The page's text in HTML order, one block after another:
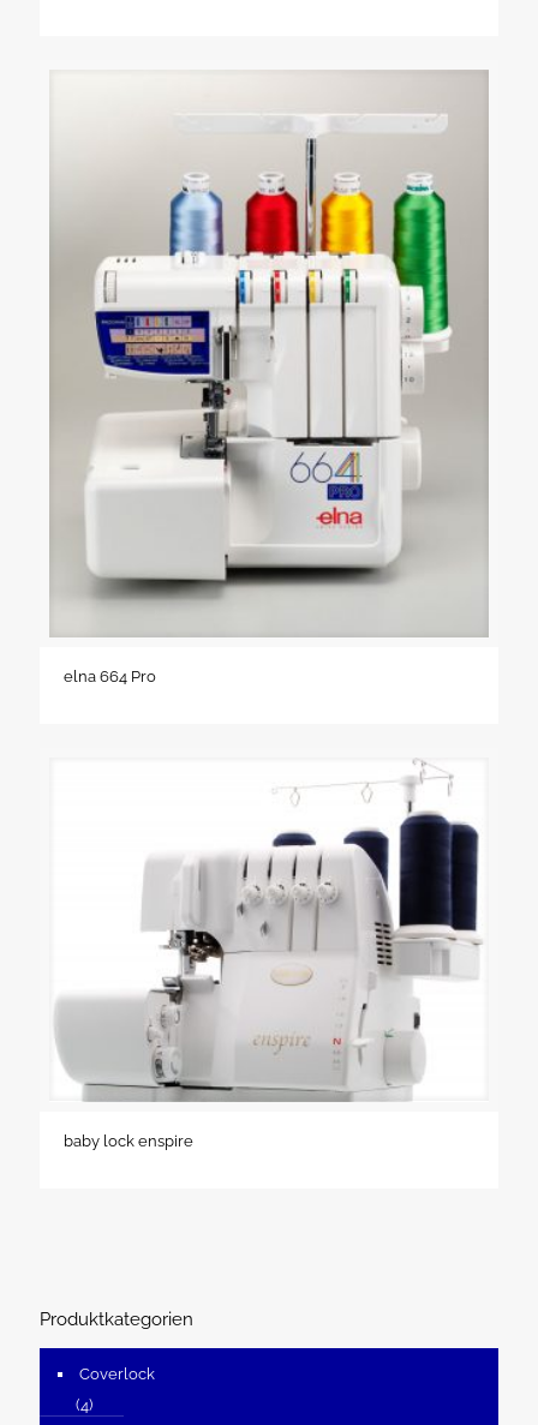
elna 664 Pro
baby lock enspire
Produktkategorien
Coverlock
(4)